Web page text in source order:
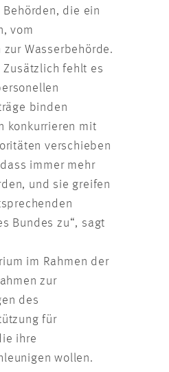
die ein
vom
Wasserbehörde.
Zusätzlich fehlt es
binden
konkurrieren mit
verschieben
immer mehr
und sie greifen
Bundes zu“, sagt
im Rahmen der
zur
des
für
ihre
wollen.